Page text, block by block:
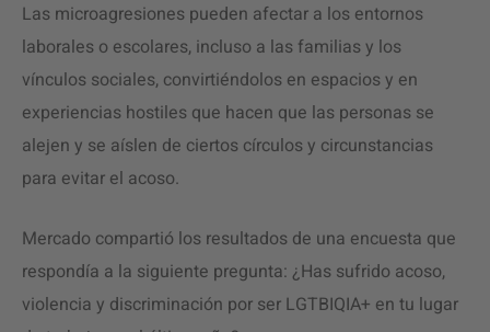
Las microagresiones pueden afectar a los entornos
laborales o escolares, incluso a las familias y los
vínculos sociales, convirtiéndolos en espacios y en
experiencias hostiles que hacen que las personas se
alejen y se aíslen de ciertos círculos y circunstancias
para evitar el acoso.
Mercado compartió los resultados de una encuesta que
respondía a la siguiente pregunta: ¿Has sufrido acoso,
violencia y discriminación por ser LGTBIQIA+ en tu lugar